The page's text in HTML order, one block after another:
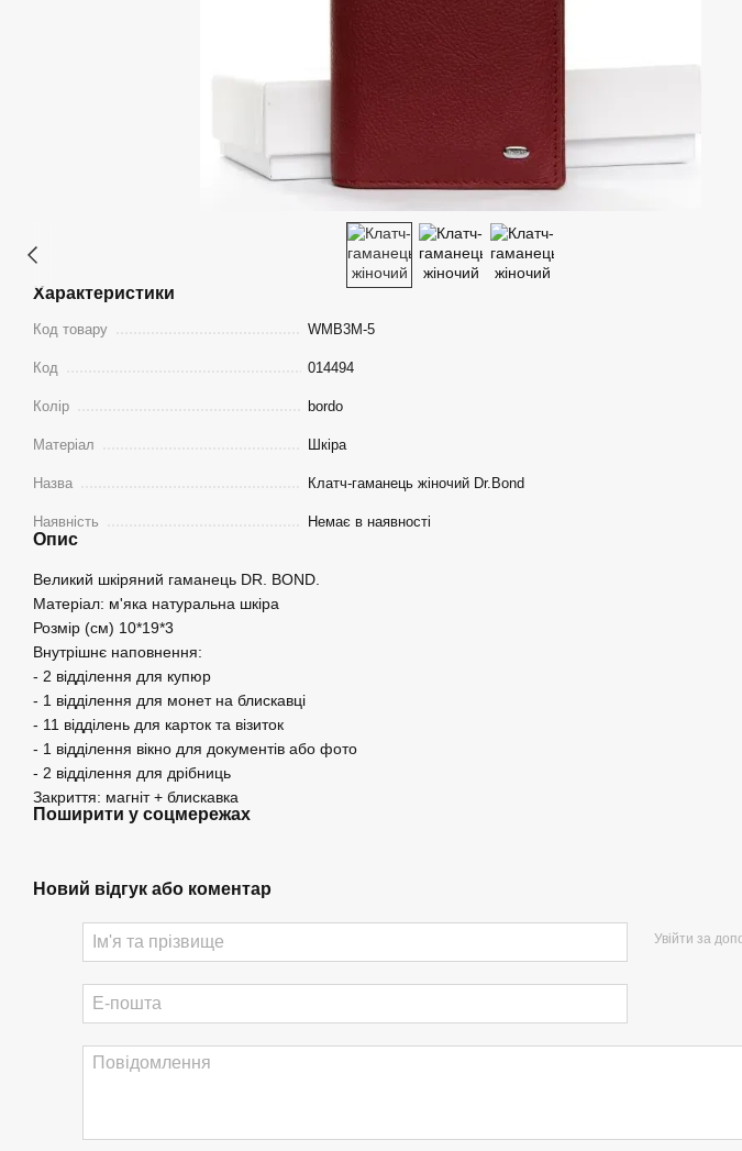
Характеристики
Код товару WMB3M-5
Код 014494
Колір bordo
Матеріал Шкіра
Назва Клатч-гаманець жіночий Dr.Bond
Наявність Немає в наявності
Опис
Великий шкіряний гаманець DR. BOND.
Матеріал: м'яка натуральна шкіра
Розмір (см) 10*19*3
Внутрішнє наповнення:
- 2 відділення для купюр
- 1 відділення для монет на блискавці
- 11 відділень для карток та візиток
- 1 відділення вікно для документів або фото
- 2 відділення для дрібниць
Закриття: магніт + блискавка
Поширити у соцмережах
Новий відгук або коментар
Увійти за